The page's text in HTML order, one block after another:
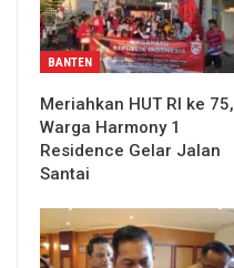
BANTEN
Meriahkan HUT RI ke 75,
Warga Harmony 1
Residence Gelar Jalan
Santai